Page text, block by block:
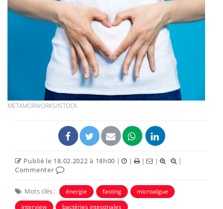
METAMORWORKS/ISTOCK
Publié le 18.02.2022 à 18h00 | | | |
|
Commenter
Mots clés : énergie fasting
microalgue
interview
bactéries intestinales